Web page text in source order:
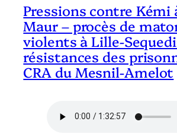
Pressions contre Kémi
Maur – procès de
violents à Lille-
résistances des
CRA du Mesnil-Amelot